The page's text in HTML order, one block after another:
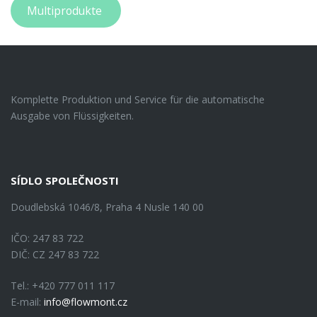
Multiprodukte
Komplette Produktion und Service für die automatische
Ausgabe von Flüssigkeiten.
SÍDLO SPOLEČNOSTI
Doudlebská 1046/8, Praha 4 Nusle 140 00
IČO: 247 83 722
DIČ: CZ 247 83 722
Tel.: +420 777 011 117
E-mail: info@flowmont.cz